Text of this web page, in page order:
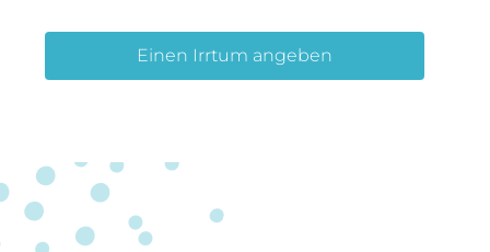
Einen Irrtum angeben